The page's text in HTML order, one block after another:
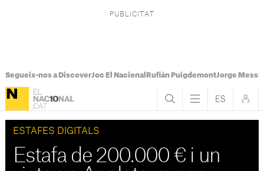
Segueix-nos a DiscoverJoc El Nacional Rufián PuigdemontJorge Messi
ESTAFES DIGITALS
Estafa de 200.000 € i un